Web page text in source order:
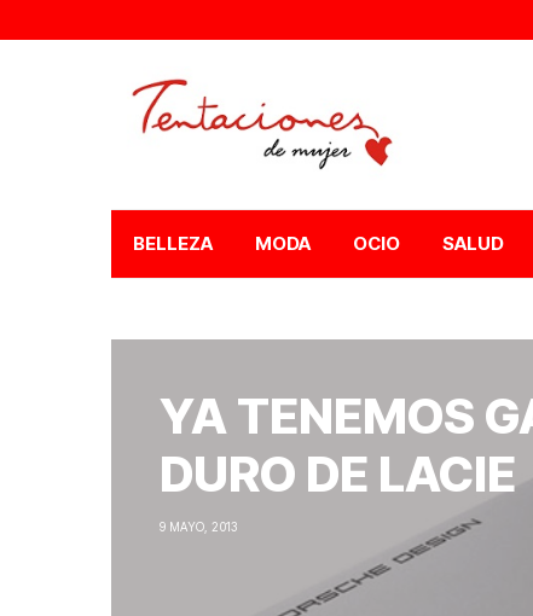
BELLEZA MODA OCIO SALUD
YA TENEMOS
DURO DE LACIE
9 MAYO, 2013